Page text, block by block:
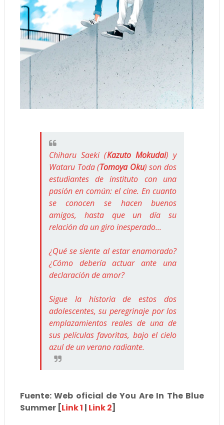
Chiharu Saeki (Kazuto Mokudai) y
Wataru Toda (Tomoya Oku) son dos
estudiantes de instituto con una
pasión en común: el cine. En cuanto
se conocen se hacen buenos
amigos, hasta que un día su
relación da un giro inesperado...
¿Qué se siente al estar enamorado?
¿Cómo debería actuar ante una
declaración de amor?
Sigue la historia de estos dos
adolescentes, su peregrinaje por los
emplazamientos reales de una de
sus películas favoritas, bajo el cielo
azul de un verano radiante.
Fuente: Web oficial de You Are In The Blue
Summer [Link 1 | Link 2]